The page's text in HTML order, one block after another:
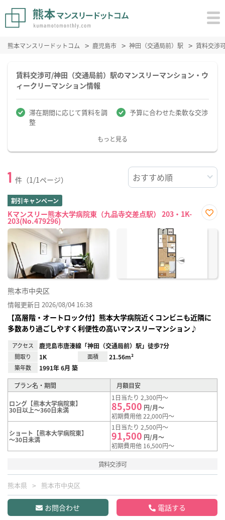
熊本マンスリードットコム 鹿児島市 神田（交通局前）駅 賃料交渉
賃料交渉可/神田（交通局前）駅のマンスリーマンション・ウ
ィークリーマンション情報
滞在期間に応じて賃料を調
整
予算に合わせた柔軟な交渉
もっと見る
1 件（1/1ページ）
割引キャンペーン
Kマンスリー熊本大学病院東（九品寺交差点駅） 203・1K-
203(No.479296)
に入
熊本市中央区
情報更新日 2026/08/04 16:38
【高層階・オートロック付】熊本大学病院近くコンビニも近隣に
多数あり過ごしやすく利便性の高いマンスリーマンション♪
アクセス 鹿児島市唐湊線「神田（交通局前）駅」徒歩7分
間取り 1K 面積 21.56m²
築年数 1991年 6月 築
プラン名・期間 月額目安
ロング【熊本大学病院東】
30日以上～360日未満
1日当たり 2,300円～
85,500 円/月～
初期費用他 22,000円～
ショート【熊本大学病院東】
～30日未満
1日当たり 2,500円～
91,500 円/月～
初期費用他 16,500円～
賃料交渉可
熊本県 熊本市中央区
お問合わせ 電話する